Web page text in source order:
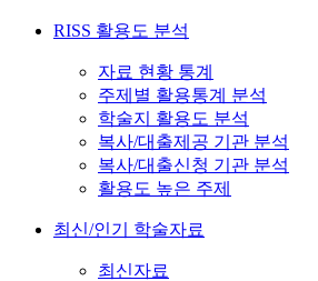
RISS 활용도 분석
자료 현황 통계
주제별 활용통계 분석
학술지 활용도 분석
복사/대출제공 기관 분석
복사/대출신청 기관 분석
활용도 높은 주제
최신/인기 학술자료
최신자료